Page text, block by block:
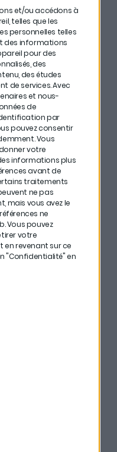
et/ou accédons à
telles que les
personnelles telles
des informations
pour des
des
des études
de services.Avec
et nous-
de
par
pouvez consentir
Vous
votre
informations plus
avant de
traitements
ne pas
mais vous avez le
ne
Vous pouvez
votre
revenant sur ce
"Confidentialité" en
la Loi Malraux mais
attention lorsqu’on
gestion de
vous ayez
de vos finances et
vous achetez.
que je pourrais y
d’acheter de la
le valoriser.